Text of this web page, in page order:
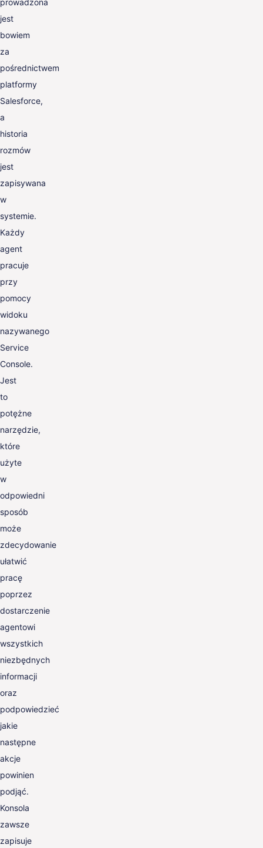
jest
bowiem
za
pośrednictwem
platformy
Salesforce,
a
historia
rozmów
jest
zapisywana
w
systemie.
Każdy
agent
pracuje
przy
pomocy
widoku
nazywanego
Service
Console.
Jest
to
potężne
narzędzie,
które
użyte
w
odpowiedni
sposób
może
zdecydowanie
ułatwić
pracę
poprzez
dostarczenie
agentowi
wszystkich
niezbędnych
informacji
oraz
podpowiedzieć
jakie
następne
akcje
powinien
podjąć.
Konsola
zawsze
zapisuje